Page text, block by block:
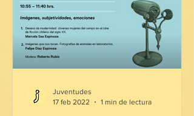
Juventudes
17 feb 2022
1 min de lectura